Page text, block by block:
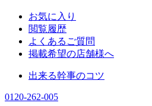
お気に入り
閲覧履歴
よくあるご質問
掲載希望の店舗様へ
出来る幹事のコツ
0120-262-005